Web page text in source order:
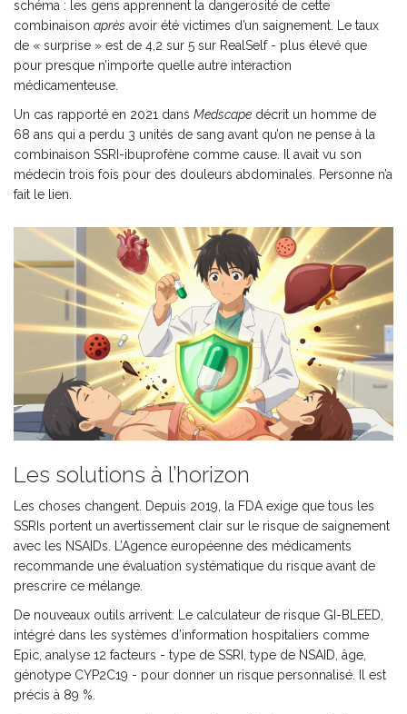
schéma : les gens apprennent la dangerosité de cette
combinaison après avoir été victimes d’un saignement. Le taux
de « surprise » est de 4,2 sur 5 sur RealSelf - plus élevé que
pour presque n’importe quelle autre interaction
médicamenteuse.
Un cas rapporté en 2021 dans Medscape décrit un homme de
68 ans qui a perdu 3 unités de sang avant qu’on ne pense à la
combinaison SSRI-ibuprofène comme cause. Il avait vu son
médecin trois fois pour des douleurs abdominales. Personne n’a
fait le lien.
Les solutions à l’horizon
Les choses changent. Depuis 2019, la FDA exige que tous les
SSRIs portent un avertissement clair sur le risque de saignement
avec les NSAIDs. L’Agence européenne des médicaments
recommande une évaluation systématique du risque avant de
prescrire ce mélange.
De nouveaux outils arrivent. Le calculateur de risque GI-BLEED,
intégré dans les systèmes d’information hospitaliers comme
Epic, analyse 12 facteurs - type de SSRI, type de NSAID, âge,
génotype CYP2C19 - pour donner un risque personnalisé. Il est
précis à 89 %.